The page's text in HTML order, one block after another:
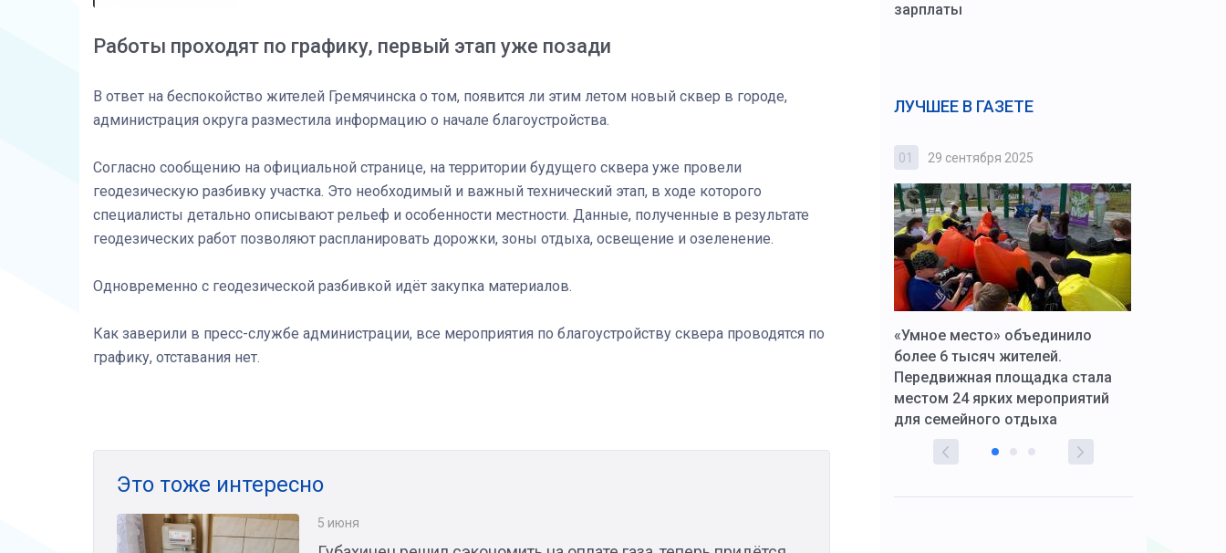
Работы проходят по графику, первый этап уже позади
В ответ на беспокойство жителей Гремячинска о том, появится ли этим летом новый сквер в городе,
администрация округа разместила информацию о начале благоустройства.
Согласно сообщению на официальной странице, на территории будущего сквера уже провели
геодезическую разбивку участка. Это необходимый и важный технический этап, в ходе которого
специалисты детально описывают рельеф и особенности местности. Данные, полученные в результате
геодезических работ позволяют распланировать дорожки, зоны отдыха, освещение и озеленение.
Одновременно с геодезической разбивкой идёт закупка материалов.
Как заверили в пресс-службе администрации, все мероприятия по благоустройству сквера проводятся по
графику, отставания нет.
Это тоже интересно
5 июня
зарплаты
ЛУЧШЕЕ В ГАЗЕТЕ
Штурмовик огня. Казак Алексей
01 29 сентября 2025
«Умное место» объединило
более 6 тысяч жителей.
Передвижная площадка стала
местом 24 ярких мероприятий
для семейного отдыха